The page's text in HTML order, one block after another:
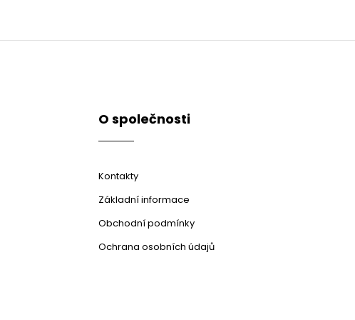
O společnosti
Kontakty
Základní informace
Obchodní podmínky
Ochrana osobních údajů